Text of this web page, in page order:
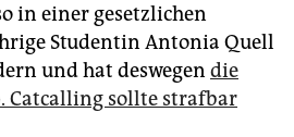
in einer gesetzlichen
Studentin Antonia Quell
und hat deswegen die
Catcalling sollte strafbar